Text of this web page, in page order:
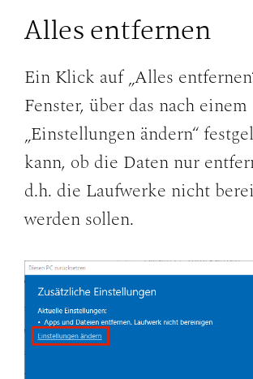
Alles entfernen
Ein Klick auf „Alles
Fenster, über das nach
„Einstellungen ändern“
kann, ob die Daten nur
d.h. die Laufwerke nicht
werden sollen.